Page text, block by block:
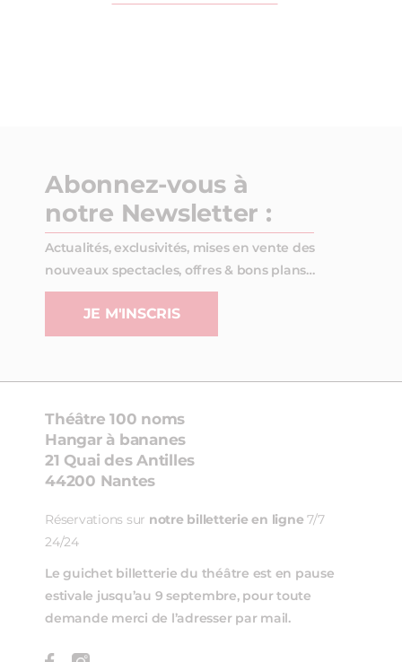
Abonnez-vous à
notre Newsletter :
Actualités, exclusivités, mises en vente des
nouveaux spectacles, offres & bons plans…
JE M'INSCRIS
Théâtre 100 noms
Hangar à bananes
21 Quai des Antilles
44200 Nantes
Réservations sur notre billetterie en ligne 7/7
24/24
Le guichet billetterie du théâtre est en pause
estivale jusqu’au 9 septembre, pour toute
demande merci de l’adresser par mail.